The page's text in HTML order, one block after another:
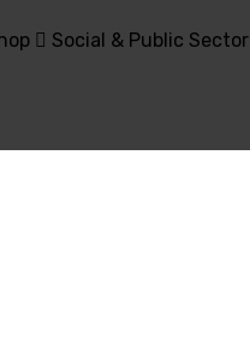
Social & Public Sector